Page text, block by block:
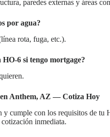
paredes externas y áreas
por agua?
rota, fuga, etc.).
6 si tengo mortgage?
Anthem, AZ — Cotiza Hoy
y cumple con los requisitos de tu
inmediata.